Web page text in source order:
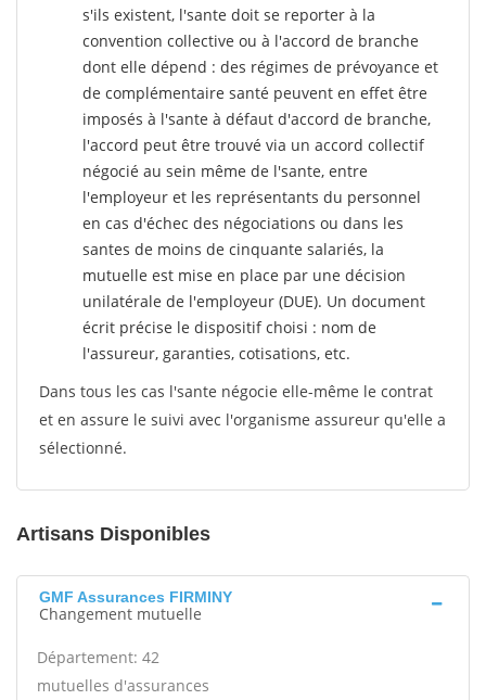
s'ils existent, l'sante doit se reporter à la
convention collective ou à l'accord de branche
dont elle dépend : des régimes de prévoyance et
de complémentaire santé peuvent en effet être
imposés à l'sante à défaut d'accord de branche,
l'accord peut être trouvé via un accord collectif
négocié au sein même de l'sante, entre
l'employeur et les représentants du personnel
en cas d'échec des négociations ou dans les
santes de moins de cinquante salariés, la
mutuelle est mise en place par une décision
unilatérale de l'employeur (DUE). Un document
écrit précise le dispositif choisi : nom de
l'assureur, garanties, cotisations, etc.
Dans tous les cas l'sante négocie elle-même le contrat
et en assure le suivi avec l'organisme assureur qu'elle a
sélectionné.
Artisans Disponibles
GMF Assurances FIRMINY
Changement mutuelle
Département: 42
mutuelles d'assurances